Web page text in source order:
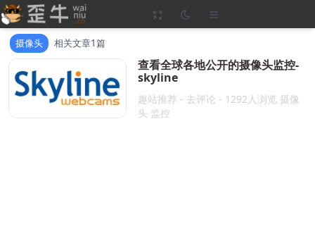
摄像头 相关文章1篇
查看全球各地公开的摄像头监控-
skyline
2025-07-12 可以看到全球各地公
开的摄像头。那我最常看的就是各种
动物、城市风景和沙滩这几类，他们
趣站推荐 - 去评论 - 1292人浏览 摄像
头 监控